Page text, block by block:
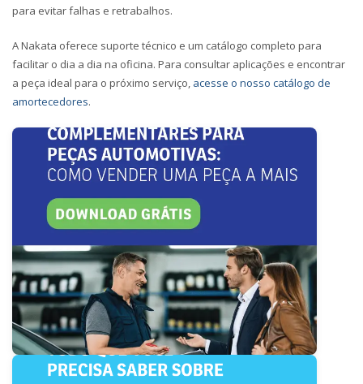
para evitar falhas e retrabalhos.
A Nakata oferece suporte técnico e um catálogo completo para
facilitar o dia a dia na oficina. Para consultar aplicações e encontrar
a peça ideal para o próximo serviço, acesse o nosso catálogo de
amortecedores.